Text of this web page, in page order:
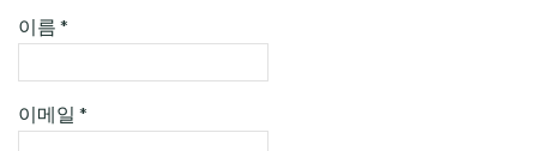
이름 *
이메일 *